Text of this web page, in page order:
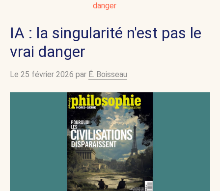
danger
IA : la singularité n'est pas le
vrai danger
Le 25 février 2026 par É. Boisseau